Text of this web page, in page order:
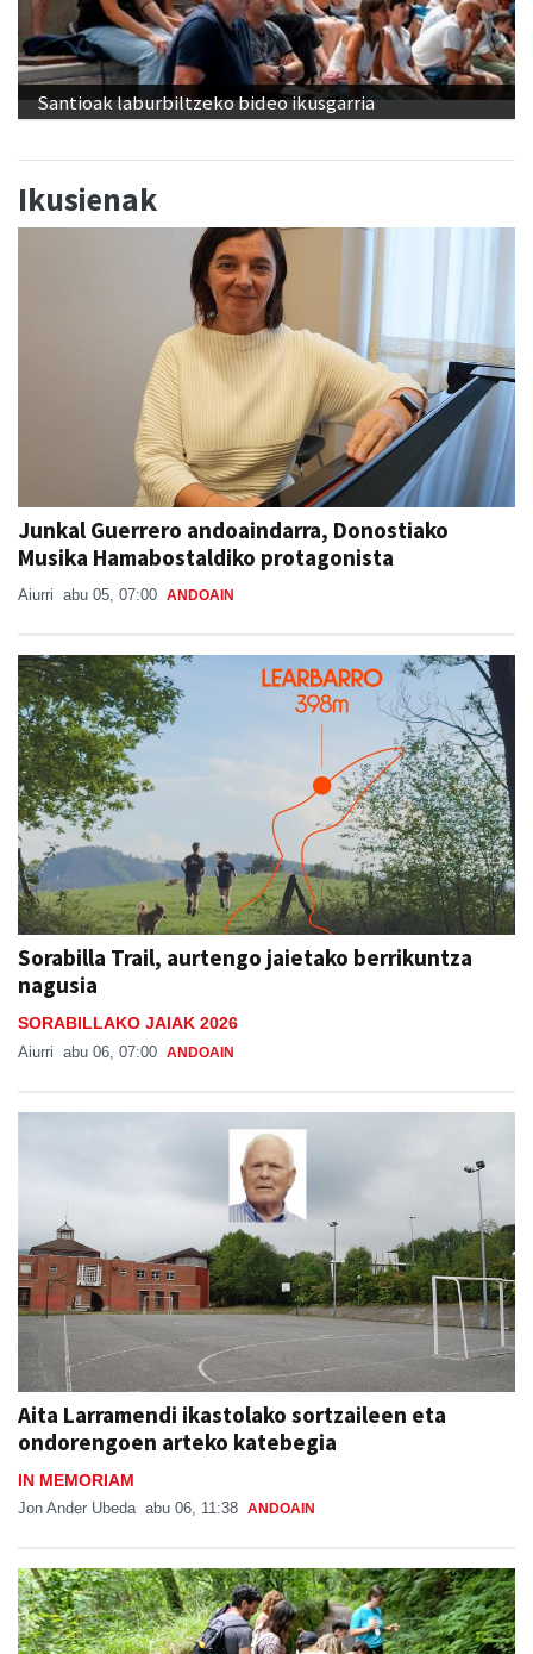
Santioak laburbiltzeko bideo ikusgarria
Ikusienak
Junkal Guerrero andoaindarra, Donostiako
Musika Hamabostaldiko protagonista
Aiurri abu 05, 07:00 ANDOAIN
Sorabilla Trail, aurtengo jaietako berrikuntza
nagusia
SORABILLAKO JAIAK 2026
Aiurri abu 06, 07:00 ANDOAIN
Aita Larramendi ikastolako sortzaileen eta
ondorengoen arteko katebegia
IN MEMORIAM
Jon Ander Ubeda abu 06, 11:38 ANDOAIN